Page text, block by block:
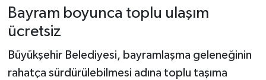
Bayram boyunca toplu ulaşım
ücretsiz
Büyükşehir Belediyesi, bayramlaşma geleneğinin
rahatça sürdürülebilmesi adına toplu taşıma